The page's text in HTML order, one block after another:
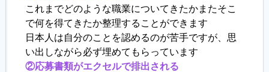
これまでどのような職業についてきたかまたそこ
で何を得てきたか整理することができます
日本人は自分のことを認めるのが苦手ですが、思
い出しながら必ず埋めてもらっています
②応募書類がエクセルで排出される